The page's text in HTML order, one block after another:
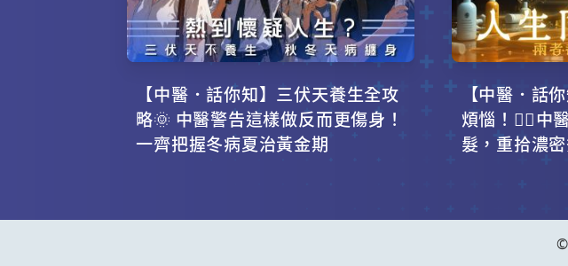
【中醫．話你知】三伏天養生全攻
略🌞 中醫警告這樣做反而更傷身！
一齊把握冬病夏治黃金期
【中醫．話
煩惱！💇‍♂️中
髮，重拾濃